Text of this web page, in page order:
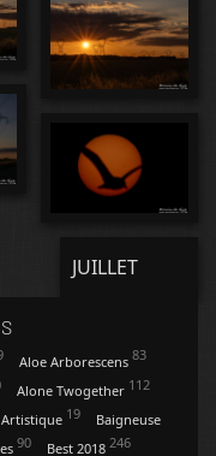
JUILLET
Aloe Arborescens 83
Alone Twogether 112
Artistique 19
Baigneuse
90 Best 2018 246